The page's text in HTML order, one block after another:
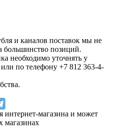
и каналов поставок мы не
большинство позиций.
необходимо уточнять у
по телефону +7 812 363-4-
интернет-магазина и может
магазинах